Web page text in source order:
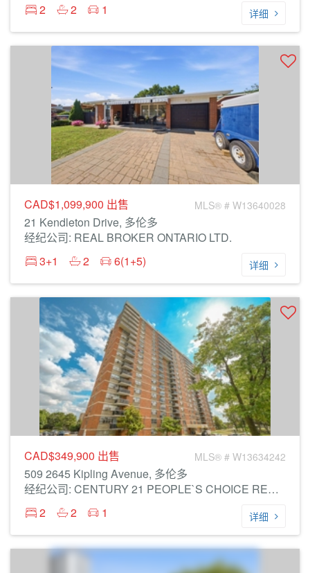
2
2 1 详细
CAD$1,099,900 出售 MLS® # W13640028
21 Kendleton Drive, 多伦多
经纪公司: REAL BROKER ONTARIO LTD.
3+1
2 6(1+5) 详细
CAD$349,900 出售 MLS® # W13634242
509 2645 Kipling Avenue, 多伦多
经纪公司: CENTURY 21 PEOPLE`S CHOICE REALTY INC.
2
2 1 详细